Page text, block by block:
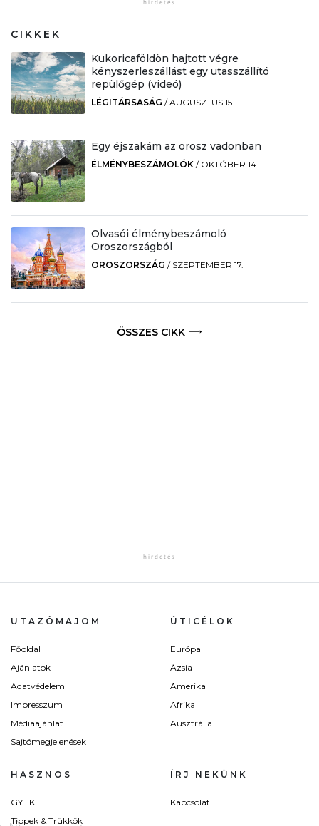
CIKKEK
Kukoricaföldön hajtott végre
kényszerleszállást egy utasszállító
repülőgép (videó)
LÉGITÁRSASÁG /AUGUSZTUS 15.
Egy éjszakám az orosz vadonban
ÉLMÉNYBESZÁMOLÓK / OKTÓBER 14.
Olvasói élménybeszámoló
Oroszországból
OROSZORSZÁG / SZEPTEMBER 17.
ÖSSZES CIKK
UTAZÓMAJOM
Főoldal
Ajánlatok
Adatvédelem
Impresszum
Médiaajánlat
Sajtómegjelenések
ÚTICÉLOK
Európa
Ázsia
Amerika
Afrika
Ausztrália
HASZNOS
GY.I.K.
Tippek & Trükkök
ÍRJ NEKÜNK
Kapcsolat